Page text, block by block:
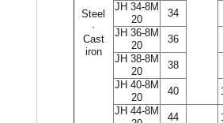
Steel
·
Cast
iron
JH 34-8M
20
34
JH 36-8M
20
36
JH 38-8M
20
38
JH 40-8M
20
40
JH 44-8M
44